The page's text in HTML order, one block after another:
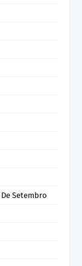
Setembro